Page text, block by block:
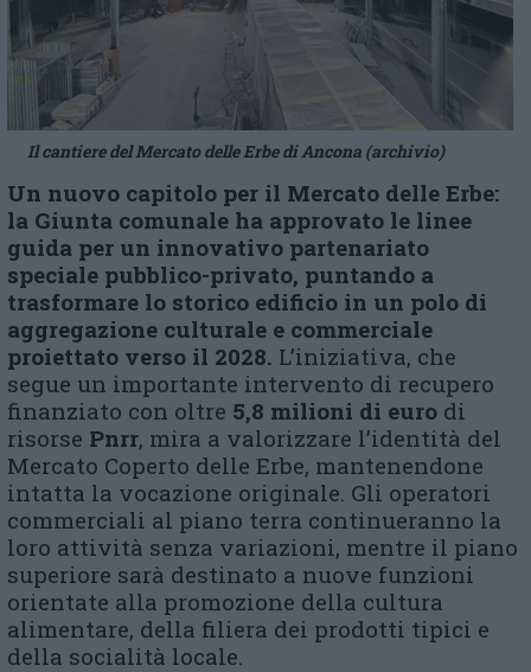
Il cantiere del Mercato delle Erbe di Ancona (archivio)
Un nuovo capitolo per il Mercato delle Erbe:
la Giunta comunale ha approvato le linee
guida per un innovativo partenariato
speciale pubblico-privato, puntando a
trasformare lo storico edificio in un polo di
aggregazione culturale e commerciale
proiettato verso il 2028. L’iniziativa, che
segue un importante intervento di recupero
finanziato con oltre 5,8 milioni di euro di
risorse Pnrr, mira a valorizzare l’identità del
Mercato Coperto delle Erbe, mantenendone
intatta la vocazione originale. Gli operatori
commerciali al piano terra continueranno la
loro attività senza variazioni, mentre il piano
superiore sarà destinato a nuove funzioni
orientate alla promozione della cultura
alimentare, della filiera dei prodotti tipici e
della socialità locale.